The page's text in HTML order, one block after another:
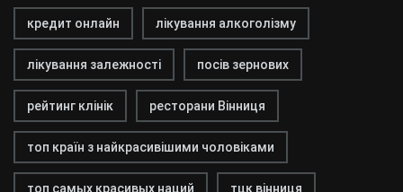
кредит онлайн лікування алкоголізму
лікування залежності посів зернових
рейтинг клінік ресторани Вінниця
топ країн з найкрасивішими чоловіками
топ самых красивых наций тцк вінниця